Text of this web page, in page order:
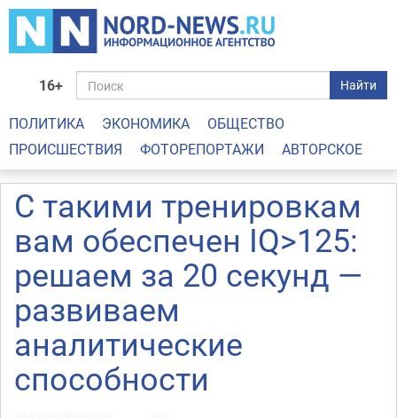
16+ Найти
ПОЛИТИКА ЭКОНОМИКА
ОБЩЕСТВО
ПРОИСШЕСТВИЯ
ФОТОРЕПОРТАЖИ АВТОРСКОЕ
С такими тренировкам
вам обеспечен IQ>125:
решаем за 20 секунд —
развиваем
аналитические
способности